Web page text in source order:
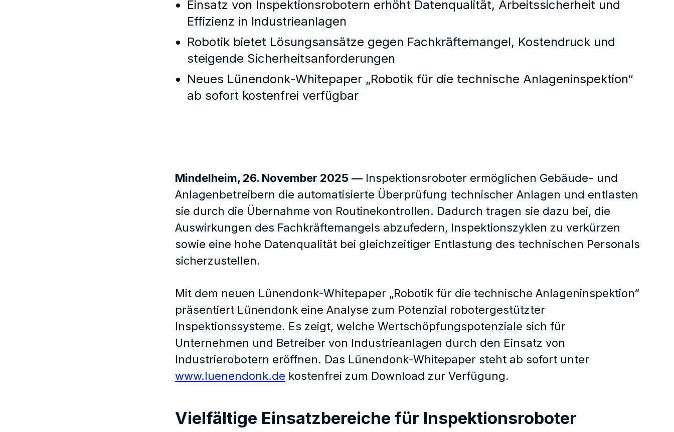
Einsatz von Inspektionsrobotern erhöht Datenqualität, Arbeitssicherheit und
Effizienz in Industrieanlagen
Robotik bietet Lösungsansätze gegen Fachkräftemangel, Kostendruck und
steigende Sicherheitsanforderungen
Neues Lünendonk-Whitepaper „Robotik für die technische Anlageninspektion“
ab sofort kostenfrei verfügbar
Mindelheim, 26. November 2025 —Inspektionsroboter ermöglichen Gebäude- und
Anlagenbetreibern die automatisierte Überprüfung technischer Anlagen und entlasten
sie durch die Übernahme von Routinekontrollen. Dadurch tragen sie dazu bei, die
Auswirkungen des Fachkräftemangels abzufedern, Inspektionszyklen zu verkürzen
sowie eine hohe Datenqualität bei gleichzeitiger Entlastung des technischen Personals
sicherzustellen.
Mit dem neuen Lünendonk-Whitepaper „Robotik für die technische Anlageninspektion“
präsentiert Lünendonk eine Analyse zum Potenzial robotergestützter
Inspektionssysteme. Es zeigt, welche Wertschöpfungspotenziale sich für
Unternehmen und Betreiber von Industrieanlagen durch den Einsatz von
Industrierobotern eröffnen. Das Lünendonk-Whitepaper steht ab sofort unter
www.luenendonk.de kostenfrei zum Download zur Verfügung.
Vielfältige Einsatzbereiche für Inspektionsroboter